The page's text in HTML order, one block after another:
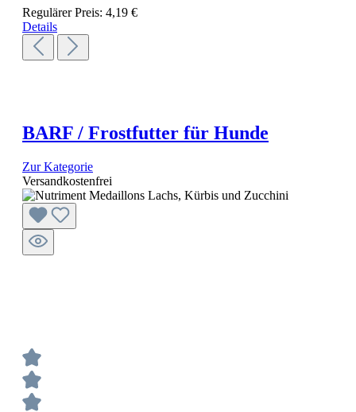
Regulärer Preis: 4,19 €
Details
BARF / Frostfutter für Hunde
Zur Kategorie
Versandkostenfrei